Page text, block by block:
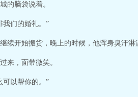
的脑袋说着。
我们的婚礼。”
续开始搬货，晚上的时候，他浑身臭汗
来，面带微笑。
可以帮你的。”